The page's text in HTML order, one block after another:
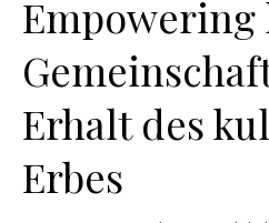
Empowering
Erhalt des
Erbes